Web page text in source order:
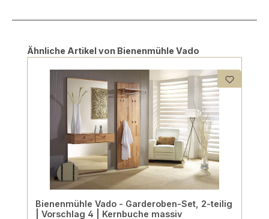
Produktgalerie überspringen
Ähnliche Artikel von Bienenmühle Vado
Bienenmühle Vado - Garderoben-Set, 2-teilig
| Vorschlag 4 | Kernbuche massiv